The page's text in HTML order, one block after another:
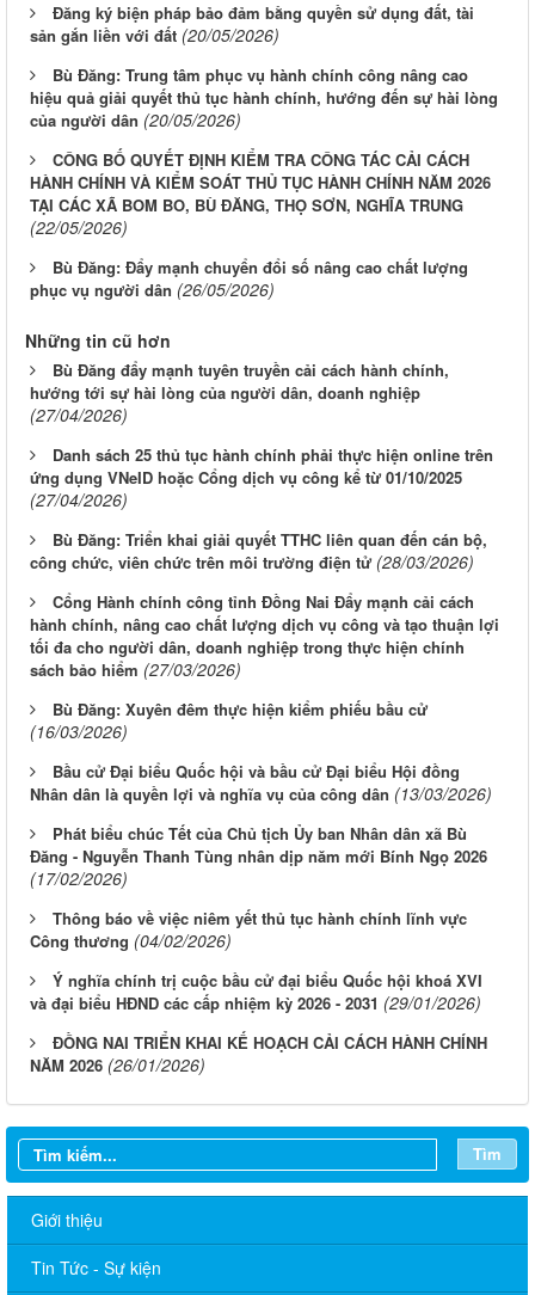
Đăng ký biện pháp bảo đảm bằng quyền sử dụng đất, tài
sản gắn liền với đất (20/05/2026)
Bù Đăng: Trung tâm phục vụ hành chính công nâng cao
hiệu quả giải quyết thủ tục hành chính, hướng đến sự hài lòng
của người dân (20/05/2026)
CÔNG BỐ QUYẾT ĐỊNH KIỂM TRA CÔNG TÁC CẢI CÁCH
HÀNH CHÍNH VÀ KIỂM SOÁT THỦ TỤC HÀNH CHÍNH NĂM 2026
TẠI CÁC XÃ BOM BO, BÙ ĐĂNG, THỌ SƠN, NGHĨA TRUNG
(22/05/2026)
Bù Đăng: Đẩy mạnh chuyển đổi số nâng cao chất lượng
phục vụ người dân (26/05/2026)
Những tin cũ hơn
Bù Đăng đẩy mạnh tuyên truyền cải cách hành chính,
hướng tới sự hài lòng của người dân, doanh nghiệp
(27/04/2026)
Danh sách 25 thủ tục hành chính phải thực hiện online trên
ứng dụng VNeID hoặc Cổng dịch vụ công kể từ 01/10/2025
(27/04/2026)
Bù Đăng: Triển khai giải quyết TTHC liên quan đến cán bộ,
công chức, viên chức trên môi trường điện tử (28/03/2026)
Cổng Hành chính công tỉnh Đồng Nai Đẩy mạnh cải cách
hành chính, nâng cao chất lượng dịch vụ công và tạo thuận lợi
tối đa cho người dân, doanh nghiệp trong thực hiện chính
sách bảo hiểm (27/03/2026)
Bù Đăng: Xuyên đêm thực hiện kiểm phiếu bầu cử
(16/03/2026)
Bầu cử Đại biểu Quốc hội và bầu cử Đại biểu Hội đồng
Nhân dân là quyền lợi và nghĩa vụ của công dân (13/03/2026)
Phát biểu chúc Tết của Chủ tịch Ủy ban Nhân dân xã Bù
Đăng - Nguyễn Thanh Tùng nhân dịp năm mới Bính Ngọ 2026
(17/02/2026)
Thông báo về việc niêm yết thủ tục hành chính lĩnh vực
Công thương (04/02/2026)
Ý nghĩa chính trị cuộc bầu cử đại biểu Quốc hội khoá XVI
và đại biểu HĐND các cấp nhiệm kỳ 2026 - 2031 (29/01/2026)
ĐỒNG NAI TRIỂN KHAI KẾ HOẠCH CẢI CÁCH HÀNH CHÍNH
NĂM 2026 (26/01/2026)
Tìm
Giới thiệu
Tin Tức - Sự kiện